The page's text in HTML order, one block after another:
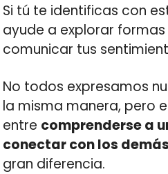
Si tú te identificas con
ayude a explorar
comunicar tus
No todos expresamos
la misma manera, pero
entre comprenderse a
conectar con los demás
gran diferencia.